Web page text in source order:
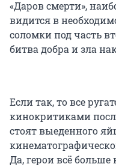
«Даров смерти»,
видится в
соломки под часть
битва добра и зла
Если так, то все
кинокритиками
стоят выеденного
Да, герои всё